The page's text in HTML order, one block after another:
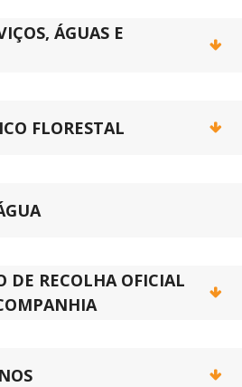
ÁGUAS E
FLORESTAL
DE RECOLHA OFICIAL